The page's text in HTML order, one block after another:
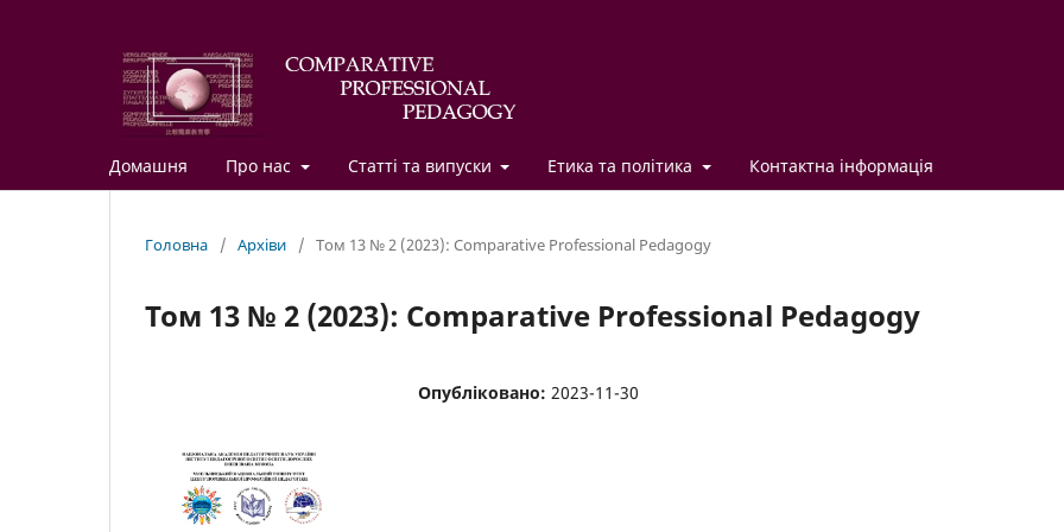
Домашня Про нас Статті та випуски Етика та політика Контактна інформація
Головна / Архіви / Том 13 № 2 (2023): Comparative Professional Pedagogy
Том 13 № 2 (2023): Comparative Professional Pedagogy
Опубліковано: 2023-11-30